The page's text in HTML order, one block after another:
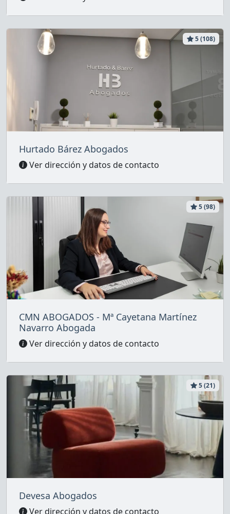
5 (108)
Hurtado Bárez Abogados
Ver dirección y datos de contacto
5 (98)
CMN ABOGADOS - Mª Cayetana Martínez
Navarro Abogada
Ver dirección y datos de contacto
5 (21)
Devesa Abogados
Ver dirección y datos de contacto